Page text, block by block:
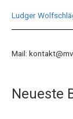
Ludger
Mail:
Neueste